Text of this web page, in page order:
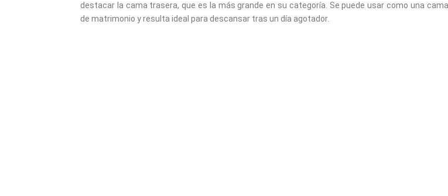
destacar la cama trasera, que es la más grande en su categoría. Se puede usar como una
de matrimonio y resulta ideal para descansar tras un día agotador.